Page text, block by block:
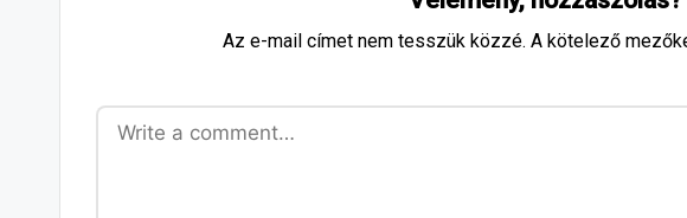
Az e-mail címet nem tesszük közzé. A kötelező